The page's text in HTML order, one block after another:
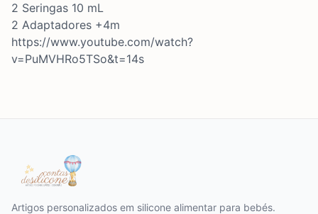
2 Seringas 10 mL
2 Adaptadores +4m
https://www.youtube.com/watch?
v=PuMVHRo5TSo&t=14s
Artigos personalizados em silicone alimentar para bebés.